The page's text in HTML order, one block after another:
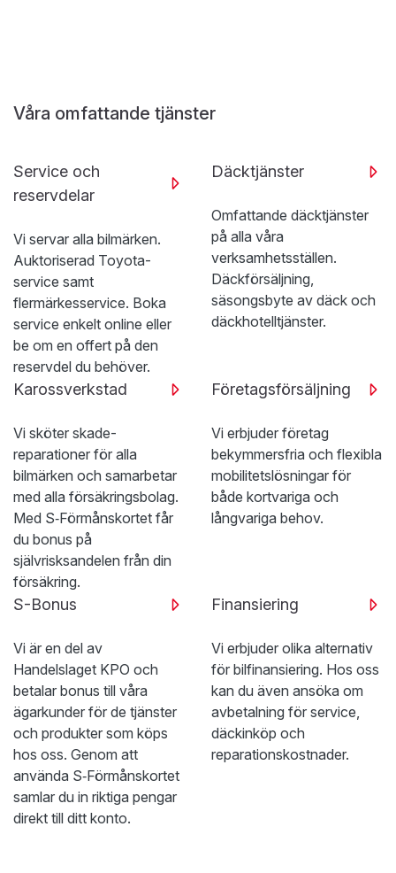
Våra omfattande tjänster
Service och
reservdelar
Vi servar alla bilmärken.
Auktoriserad Toyota-
service samt
flermärkesservice. Boka
service enkelt online eller
be om en offert på den
reservdel du behöver.
Däcktjänster
Omfattande däcktjänster
på alla våra
verksamhetsställen.
Däckförsäljning,
säsongsbyte av däck och
däckhotelltjänster.
Karossverkstad
Vi sköter skade­
reparationer för alla
bilmärken och samarbetar
med alla försäkringsbolag.
Med S‑Förmånskortet får
du bonus på
självrisksandelen från din
försäkring.
Företagsförsäljning
Vi erbjuder företag
bekymmersfria och flexibla
mobilitetslösningar för
både kortvariga och
långvariga behov.
S-Bonus
Vi är en del av
Handelslaget KPO och
betalar bonus till våra
ägarkunder för de tjänster
och produkter som köps
hos oss. Genom att
använda S‑Förmånskortet
samlar du in riktiga pengar
direkt till ditt konto.
Finansiering
Vi erbjuder olika alternativ
för bilfinansiering. Hos oss
kan du även ansöka om
avbetalning för service,
däckinköp och
reparationskostnader.